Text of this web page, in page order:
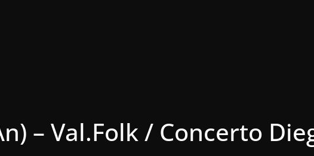
– Val.Folk / Concerto